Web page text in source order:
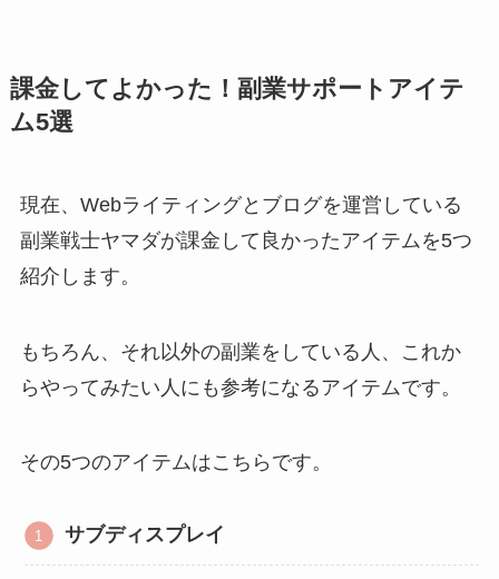
課金してよかった！副業サポートアイテ
ム5選
現在、Webライティングとブログを運営している
副業戦士ヤマダが課金して良かったアイテムを5つ
紹介します。
もちろん、それ以外の副業をしている人、これか
らやってみたい人にも参考になるアイテムです。
その5つのアイテムはこちらです。
サブディスプレイ